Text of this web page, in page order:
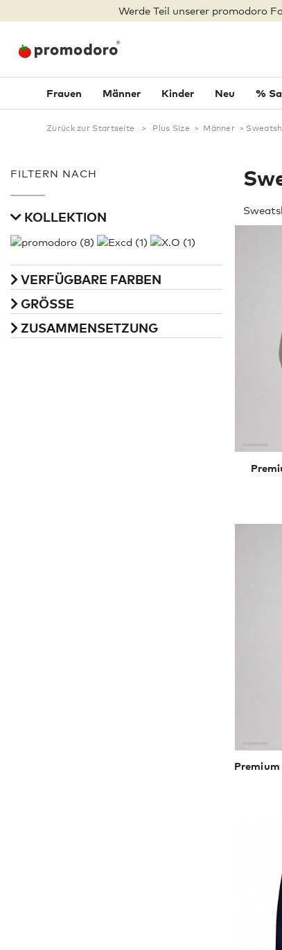
Werde Teil unserer promodoro
Frauen Männer Kinder Neu %
Zurück zur Startseite > Plus Size > Männer >
FILTERN NACH
KOLLEKTION
VERFÜGBARE FARBEN
GRÖSSE
ZUSAMMENSETZUNG